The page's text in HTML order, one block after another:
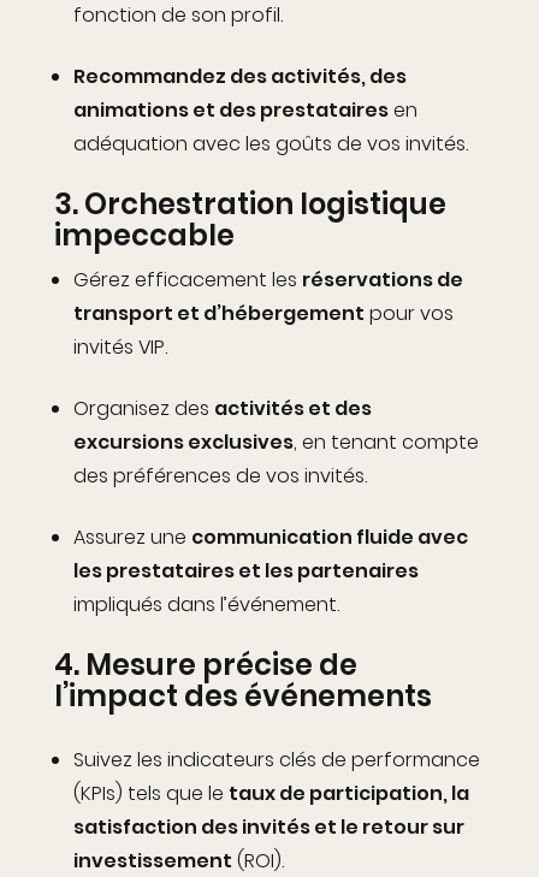
fonction de son profil.
Recommandez des activités, des
animations et des prestatairesen
adéquation avec les goûts de vos invités.
3.Orchestration logistique
impeccable
Gérez efficacement les réservations de
transport et d’hébergement pour vos
invités VIP.
Organisez des activités et des
excursions exclusives, en tenant compte
des préférences de vos invités.
Assurez une communication fluide avec
les prestataires et les partenaires
impliqués dans l’événement.
4. Mesure précise de
l’impact des événements
Suivez les indicateurs clés de performance
(KPIs) tels que le taux de participation, la
satisfaction des invités et le retour sur
investissement (ROI).